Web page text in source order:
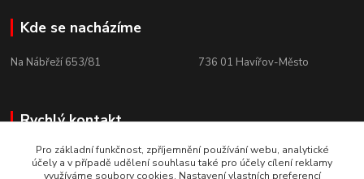
Kde se nacházíme
Na Nábřeží 653/81 736 01 Havířov-Město
Rychlý kontakt
+420 800 10 10 73
PO - PÁ, 8 - 15 hod.
Pro základní funkčnost, zpříjemnění používání webu, analytické
účely a v případě udělení souhlasu také pro účely cílení reklamy
využíváme soubory cookies. Nastavení vlastních preferencí